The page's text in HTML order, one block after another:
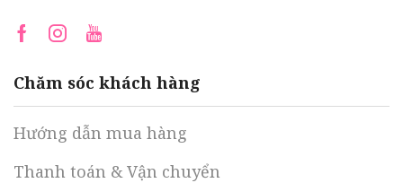
Facebook
Instagram
Youtube
Chăm sóc khách hàng
Hướng dẫn mua hàng
Thanh toán & Vận chuyển